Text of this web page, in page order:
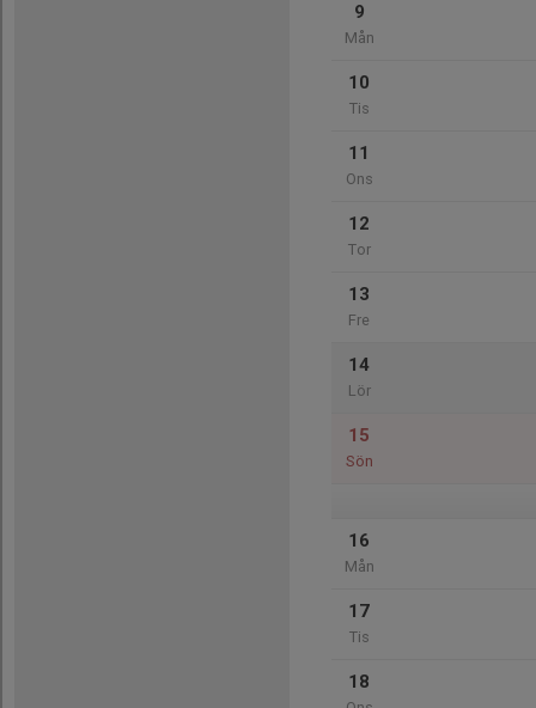
9
Mån
10
Tis
11
Ons
12
Tor
13
Fre
14
Lör
15
Sön
16
Mån
17
Tis
18